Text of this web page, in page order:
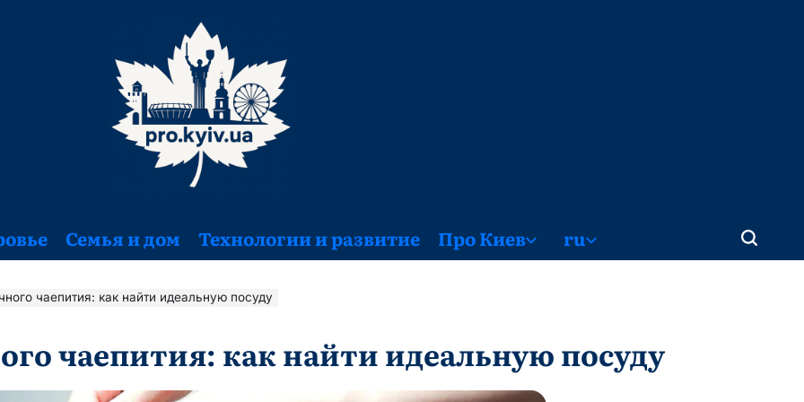
Семья и дом Технологии и развитие Про Киев ru
чаепития: как найти идеальную посуду
чаепития: как найти идеальную посуду